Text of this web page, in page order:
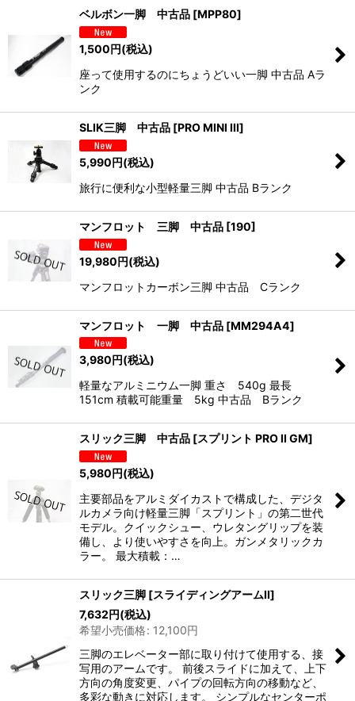
ベルボン一脚 中古品 [MPP80]
1,500円(税込)
座って使用するのにちょうどいい一脚 中古品 Aラ
ンク
SLIK三脚 中古品 [PRO MINI III]
5,990円(税込)
旅行に便利な小型軽量三脚 中古品 Bランク
マンフロット 三脚 中古品 [190]
19,980円(税込)
マンフロットカーボン三脚 中古品 Cランク
マンフロット 一脚 中古品 [MM294A4]
3,980円(税込)
軽量なアルミニウム一脚 重さ 540g 最長
151cm 積載可能重量 5kg 中古品 Bランク
スリック三脚 中古品 [スプリント PRO II GM]
5,980円(税込)
主要部品をアルミダイカストで構成した、デジタ
ルカメラ向け軽量三脚「スプリント」の第二世代
モデル。クイックシュー、ウレタングリップを装
備し、より使いやすさを向上。ガンメタリックカ
ラー。 最大積載：…
スリック三脚 [スライディングアームII]
7,632円(税込)
希望小売価格: 12,100円
三脚のエレベーター部に取り付けて使用する、接
写用のアームです。 前後スライドに加えて、上下
方向の角度変更、パイプの回転方向の移動など、
多彩な動きに対応します。 シンプルなセンターポ